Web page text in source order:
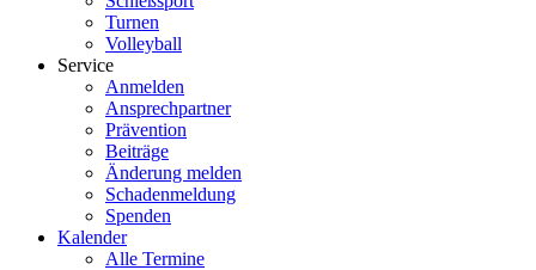
Turnen
Volleyball
Service
Anmelden
Ansprechpartner
Prävention
Beiträge
Änderung melden
Schadenmeldung
Spenden
Kalender
Alle Termine